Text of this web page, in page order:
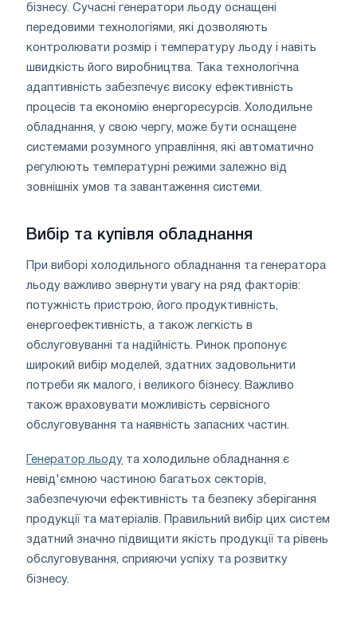
бізнесу. Сучасні генератори льоду оснащені
передовими технологіями, які дозволяють
контролювати розмір і температуру льоду і навіть
швидкість його виробництва. Така технологічна
адаптивність забезпечує високу ефективність
процесів та економію енергоресурсів. Холодильне
обладнання, у свою чергу, може бути оснащене
системами розумного управління, які автоматично
регулюють температурні режими залежно від
зовнішніх умов та завантаження системи.
Вибір та купівля обладнання
При виборі холодильного обладнання та генератора
льоду важливо звернути увагу на ряд факторів:
потужність пристрою, його продуктивність,
енергоефективність, а також легкість в
обслуговуванні та надійність. Ринок пропонує
широкий вибір моделей, здатних задовольнити
потреби як малого, і великого бізнесу. Важливо
також враховувати можливість сервісного
обслуговування та наявність запасних частин.
Генератор льоду та холодильне обладнання є
невід'ємною частиною багатьох секторів,
забезпечуючи ефективність та безпеку зберігання
продукції та матеріалів. Правильний вибір цих систем
здатний значно підвищити якість продукції та рівень
обслуговування, сприяючи успіху та розвитку
бізнесу.